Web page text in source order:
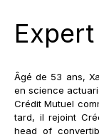
Âgé de 53 ans,
en science
Crédit Mutuel
tard, il rejoint
head of